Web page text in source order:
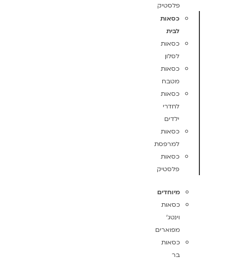
פלסטיק
כסאות
לבית
כסאות
לסלון
כסאות
מטבח
כסאות
לחדרי
ילדים
כסאות
למרפסת
כסאות
פלסטיק
מיוחדים
כסאות
וינטג'
מפוארים
כסאות
בר